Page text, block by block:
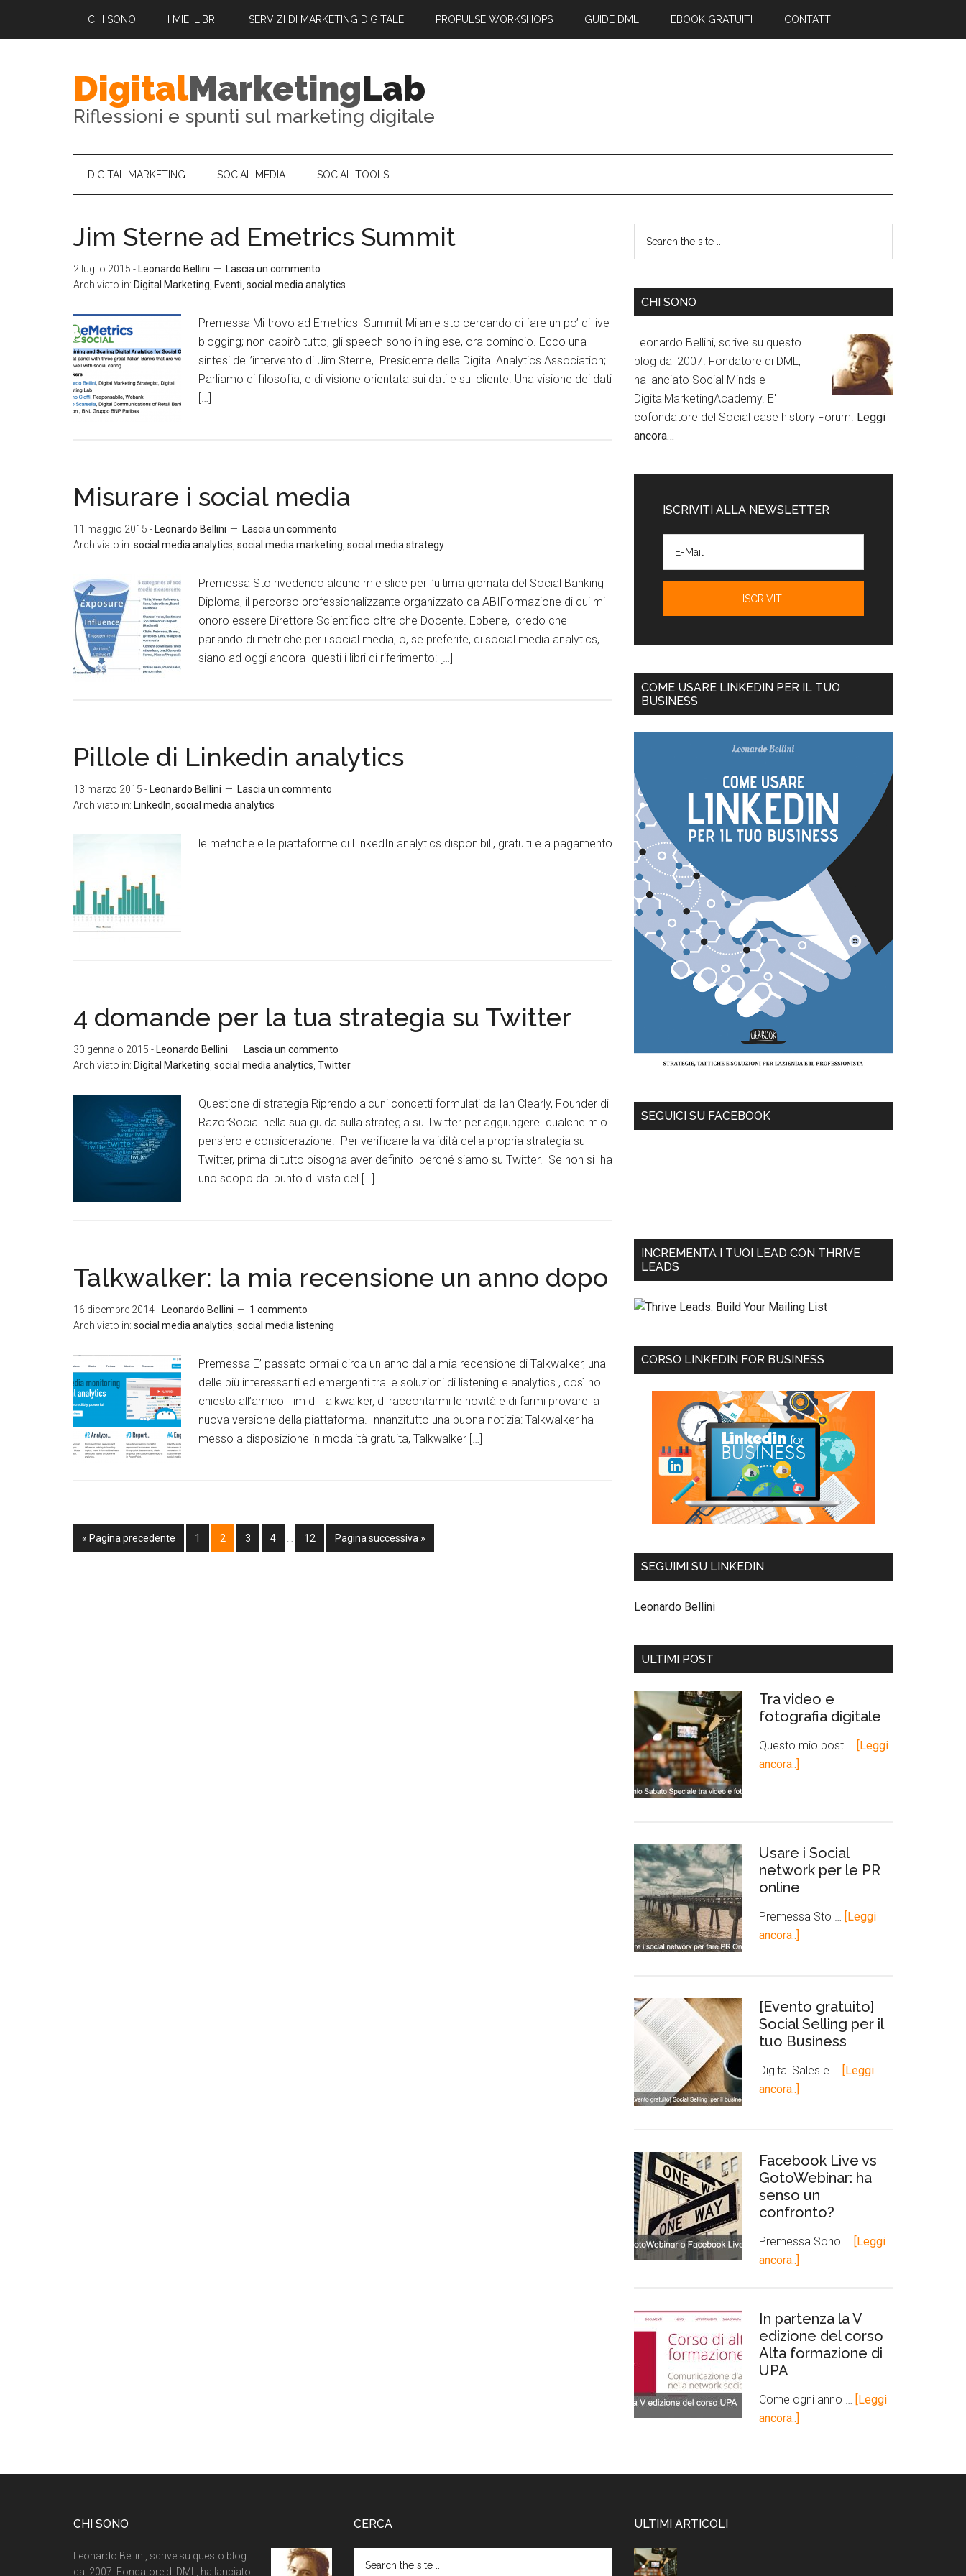
CHI SONO I MIEI LIBRI SERVIZI DI MARKETING DIGITALE PROPULSE WORKSHOPS GUIDE DML EBOOK GRATUITI CONTATTI
DigitalMarketingLab
Riflessioni e spunti sul marketing digitale
DIGITAL MARKETING SOCIAL MEDIA SOCIAL TOOLS
Jim Sterne ad Emetrics Summit
2 luglio 2015 - Leonardo Bellini
Lascia un commento
Archiviato in: Digital Marketing Eventi social media analytics
Premessa Mi trovo ad Emetrics Summit Milan e sto cercando di fare un po’ di live
blogging; non capirò tutto, gli speech sono in inglese, ora comincio. Ecco una
sintesi dell’intervento di Jim Sterne, Presidente della Digital Analytics Association;
Parliamo di filosofia, e di visione orientata sui dati e sul cliente. Una visione dei dati
[…]
Misurare i social media
11 maggio 2015 - Leonardo Bellini
Lascia un commento
Archiviato in: social media analytics social media marketing social media strategy
Premessa Sto rivedendo alcune mie slide per l’ultima giornata del Social Banking
Diploma, il percorso professionalizzante organizzato da ABIFormazione di cui mi
onoro essere Direttore Scientifico oltre che Docente. Ebbene, credo che
parlando di metriche per i social media, o, se preferite, di social media analytics,
siano ad oggi ancora questi i libri di riferimento: […]
Pillole di Linkedin analytics
13 marzo 2015 - Leonardo Bellini
Lascia un commento
Archiviato in: LinkedIn social media analytics
le metriche e le piattaforme di LinkedIn analytics disponibili, gratuiti e a pagamento
4 domande per la tua strategia su Twitter
30 gennaio 2015 - Leonardo Bellini
Lascia un commento
Archiviato in: Digital Marketing social media analytics Twitter
Questione di strategia Riprendo alcuni concetti formulati da Ian Clearly, Founder di
RazorSocial nella sua guida sulla strategia su Twitter per aggiungere qualche mio
pensiero e considerazione. Per verificare la validità della propria strategia su
Twitter, prima di tutto bisogna aver definito perché siamo su Twitter. Se non si ha
uno scopo dal punto di vista del […]
Talkwalker: la mia recensione un anno dopo
16 dicembre 2014- Leonardo Bellini
1 commento
Archiviato in: social media analytics social media listening
Premessa E’ passato ormai circa un anno dalla mia recensione di Talkwalker, una
delle più interessanti ed emergenti tra le soluzioni di listening e analytics , così ho
chiesto all’amico Tim di Talkwalker, di raccontarmi le novità e di farmi provare la
nuova versione della piattaforma. Innanzitutto una buona notizia: Talkwalker ha
messo a disposizione in modalità gratuita, Talkwalker […]
« Pagina precedente 1 2 3 4 12 Pagina successiva »
CHI SONO
Leonardo Bellini, scrive su questo
blog dal 2007. Fondatore di DML,
ha lanciato Social Minds e
DigitalMarketingAcademy. E'
cofondatore del Social case history Forum. Leggi
ancora…
ISCRIVITI ALLA NEWSLETTER
COME USARE LINKEDIN PER IL TUO
BUSINESS
SEGUICI SU FACEBOOK
INCREMENTA I TUOI LEAD CON THRIVE
LEADS
CORSO LINKEDIN FOR BUSINESS
SEGUIMI SU LINKEDIN
Leonardo Bellini
ULTIMI POST
Tra video e
fotografia digitale
Questo mio post …
[Leggi
ancora..]
Usare i Social
network per le PR
online
Premessa Sto …
[Leggi
ancora..]
[Evento gratuito]
Social Selling per il
tuo Business
Digital Sales e …
[Leggi
ancora..]
Facebook Live vs
GotoWebinar: ha
senso un
confronto?
Premessa Sono …
[Leggi
ancora..]
In partenza la V
edizione del corso
Alta formazione di
UPA
Come ogni anno …
[Leggi
ancora..]
CHI SONO
Leonardo Bellini, scrive su questo blog
dal 2007. Fondatore di DML, ha lanciato
CERCA ULTIMI ARTICOLI